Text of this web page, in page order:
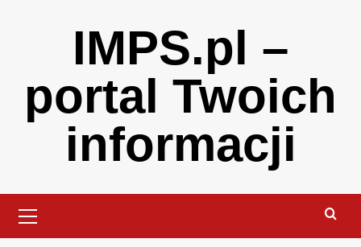
IMPS.pl –
portal Twoich
informacji
Menu